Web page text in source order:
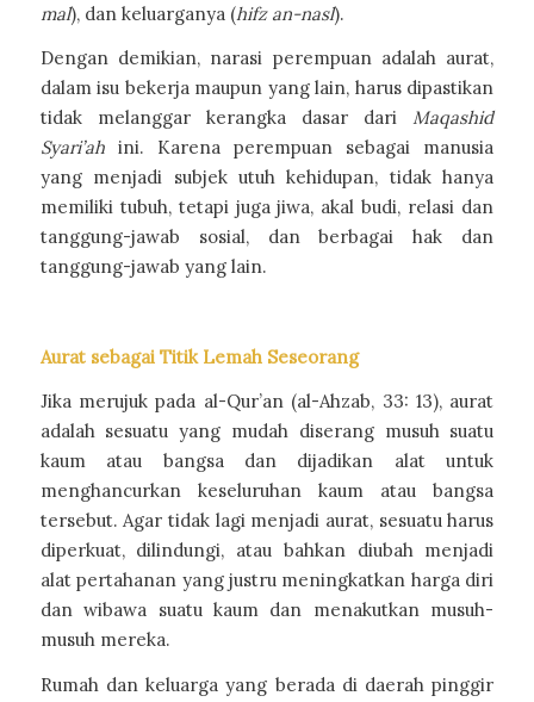
mal), dan keluarganya (hifz an-nasl).
Dengan demikian, narasi perempuan adalah aurat,
dalam isu bekerja maupun yang lain, harus dipastikan
tidak melanggar kerangka dasar dariMaqashid
Syari’ah ini. Karena perempuan sebagai manusia
yang menjadi subjek utuh kehidupan, tidak hanya
memiliki tubuh, tetapi juga jiwa, akal budi, relasi dan
tanggung-jawab sosial, dan berbagai hak dan
tanggung-jawab yang lain.
Aurat sebagai Titik Lemah Seseorang
Jika merujuk pada al-Qur’an (al-Ahzab, 33: 13), aurat
adalah sesuatu yang mudah diserang musuh suatu
kaum atau bangsa dan dijadikan alat untuk
menghancurkan keseluruhan kaum atau bangsa
tersebut. Agar tidak lagi menjadi aurat, sesuatu harus
diperkuat, dilindungi, atau bahkan diubah menjadi
alat pertahanan yang justru meningkatkan harga diri
dan wibawa suatu kaum dan menakutkan musuh-
musuh mereka.
Rumah dan keluarga yang berada di daerah pinggir